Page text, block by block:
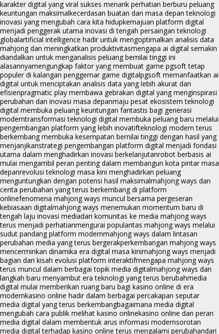
karakter digital yang viral sukses menarik perhatian berburu peluang
keuntungan maksimalkecerdasan buatan dan masa depan teknologi
inovasi yang mengubah cara kita hidupkemajuan platform digital
menjadi penggerak utama inovasi di tengah persaingan teknologi
globalartificial intelligence hadir untuk mengoptimalkan analisis data
mahjong dan meningkatkan produktivitasmengapa ai digital semakin
diandalkan untuk menganalisis peluang bernilai tinggi ini
alasannyamengungkap faktor yang membuat game pgsoft tetap
populer di kalangan penggemar game digitalpgsoft memanfaatkan ai
digital untuk menciptakan analisis data yang lebih akurat dan
efisienpragmatic play membawa gebrakan digital yang menginspirasi
perubahan dan inovasi masa depanmaju pesat ekosistem teknologi
digital membuka peluang keuntungan fantastis bagi generasi
moderntransformasi teknologi digital membuka peluang baru melalui
pengembangan platform yang lebih inovatifteknologi modern terus
berkembang membuka kesempatan bernilai tinggi dengan hasil yang
menjanjikanstrategi pengembangan platform digital menjadi fondasi
utama dalam menghadirkan inovasi berkelanjutanrobot berbasis ai
mulai mengambil peran penting dalam membangun kota pintar masa
depanrevolusi teknologi masa kini menghadirkan peluang
menguntungkan dengan potensi hasil maksimalmahjong ways dan
cerita perubahan yang terus berkembang di platform
onlinefenomena mahjong ways muncul bersama pergeseran
kebiasaan digitalmahjong ways menemukan momentum baru di
tengah laju inovasi mediadari komunitas ke media mahjong ways
terus menjadi perhatianmengurai popularitas mahjong ways melalui
sudut pandang platform modernmahjong ways dalam lintasan
perubahan media yang terus bergerakperkembangan mahjong ways
mencerminkan dinamika era digital masa kinimahjong ways menjadi
bagian dari kisah evolusi platform interaktifmengapa mahjong ways
terus muncul dalam berbagai topik media digitalmahjong ways dan
langkah baru menyambut era teknologi yang terus berubahmedia
digital mulai memberikan ruang baru bagi kasino online di era
modernkasino online hadir dalam berbagai percakapan seputar
media digital yang terus berkembangbagaimana media digital
mengubah cara publik melihat kasino onlinekasino online dan peran
media digital dalam membentuk arus informasi modernsorotan
media digital terhadap kasino online terus mengalami perubahandari